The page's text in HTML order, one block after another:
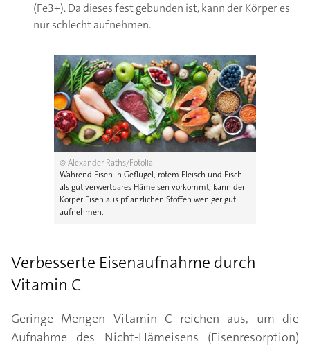
(Fe3+). Da dieses fest gebunden ist, kann der Körper es
nur schlecht aufnehmen.
© Alexander Raths/Fotolia
Während Eisen in Geflügel, rotem Fleisch und Fisch
als gut verwertbares Hämeisen vorkommt, kann der
Körper Eisen aus pflanzlichen Stoffen weniger gut
aufnehmen.
Verbesserte Eisenaufnahme durch
Vitamin C
Geringe Mengen Vitamin C reichen aus, um die
Aufnahme des Nicht-Hämeisens (Eisenresorption)